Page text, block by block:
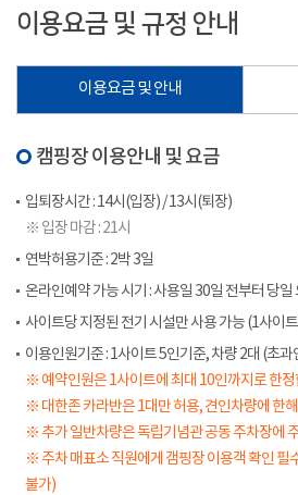
이용요금 및 규정 안내
이용요금 및 안내
캠핑장 이용안내 및 요금
입퇴장시간 : 14시(입장) / 13시(퇴장)
※ 입장 마감 : 21시
연박허용기준 : 2박 3일
온라인예약 가능 시기 : 사용일 30일 전부터 당일
사이트당 지정된 전기 시설만 사용 가능 (1사이
이용인원기준 : 1사이트 5인기준, 차량 2대 (초
※ 예약인원은 1사이트에 최대 10인까지로 한정
※ 대한존 카라반은 1대만 허용, 견인차량에 한
※ 추가 일반차량은 독립기념관 공동 주차장에
※ 주차 매표소 직원에게 갬핑장 이용객 확인 필
불가)